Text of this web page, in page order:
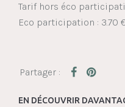
Tarif hors éco
Eco participation : 3.70
EN DÉCOUVRIR